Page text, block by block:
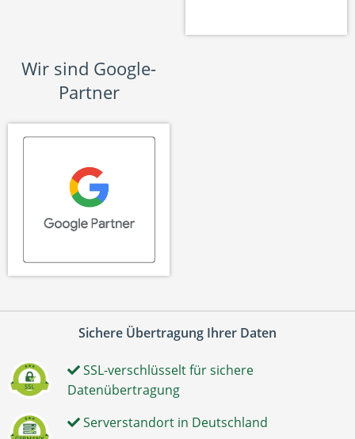
Wir sind Google-
Partner
Sichere Übertragung Ihrer Daten
SSL-verschlüsselt für sichere
Datenübertragung
Serverstandort in Deutschland